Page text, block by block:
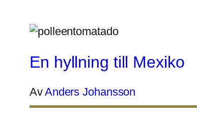
En hyllning till Mexiko
AvAnders Johansson